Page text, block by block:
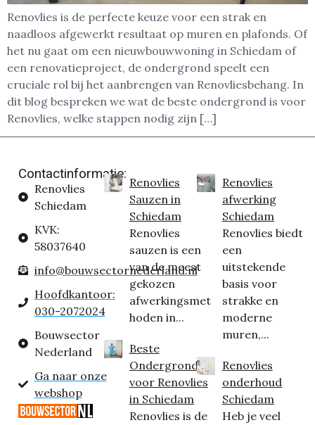
Renovlies is de perfecte keuze voor een strak en
naadloos afgewerkt resultaat op muren en plafonds. Of
het nu gaat om een nieuwbouwwoning in Schiedam of
een renovatieproject, de ondergrond speelt een
cruciale rol bij het aanbrengen van Renovliesbehang. In
dit blog bespreken we wat de beste ondergrond is voor
Renovlies, welke stappen nodig zijn […]
Contactinformatie:
Renovlies
Schiedam
KVK:
58037640
info@bouwsectornederland.nl
Hoofdkantoor:
030-2072024
Bouwsector
Nederland
Ga naar onze
webshop
Renovlies
Sauzen in
Schiedam
Renovlies
sauzen is een
van de meest
gekozen
afwerkingsmet
hoden in...
Beste
Ondergrond
voor Renovlies
in Schiedam
Renovlies is de
Renovlies
afwerking
Schiedam
Renovlies biedt
een
uitstekende
basis voor
strakke en
moderne
muren,...
Renovlies
onderhoud
Schiedam
Heb je veel